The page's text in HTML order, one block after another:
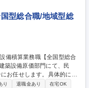
できます。 ■アパレル業界
ゥモローランド
型総合職/地域型総
お任せします。具体的に
見積書の作成等■お客様の
り 退職金あり
在宅OK